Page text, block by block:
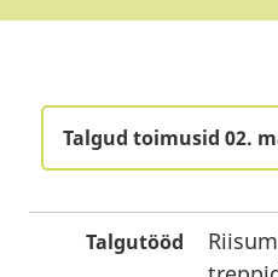
Talgud toimusid 02.
Talgutööd